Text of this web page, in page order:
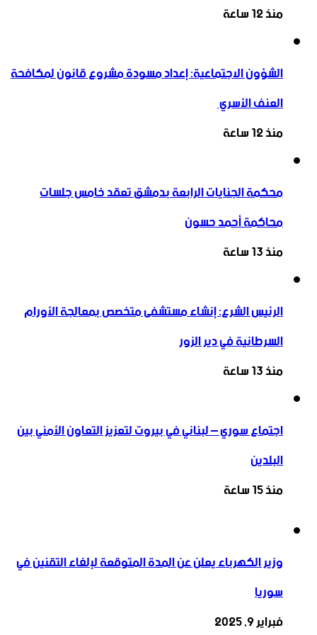
منذ 12 ساعة
الشؤون الاجتماعية: إعداد مسودة مشروع قانون لمكافحة
العنف الأسري ‏
منذ 12 ساعة
محكمة الجنايات الرابعة بدمشق تعقد خامس جلسات
محاكمة أحمد حسون
منذ 13 ساعة
الرئيس الشرع: إنشاء ‌‏مستشفى متخصص بمعالجة الأورام
السرطانية في دير الزور
منذ 13 ساعة
اجتماع سوري – لبناني في بيروت لتعزيز التعاون ‏الأمني ‏بين
البلدين
منذ 15 ساعة
وزير الكهرباء يعلن عن المدة المتوقعة لإلغاء التقنين في
سوريا
فبراير 9, 2025